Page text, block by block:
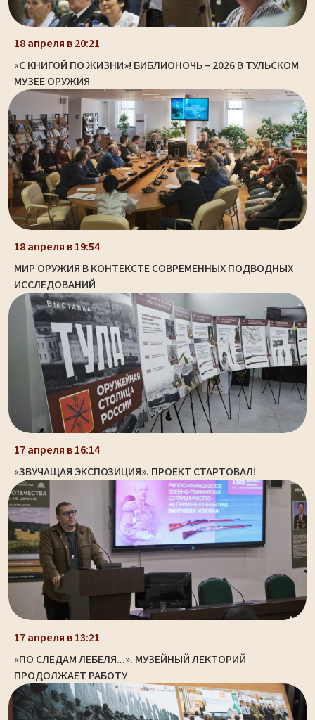
18 апреля в 20:21
«С КНИГОЙ ПО ЖИЗНИ»! БИБЛИОНОЧЬ – 2026 В ТУЛЬСКОМ
МУЗЕЕ ОРУЖИЯ
18 апреля в 19:54
МИР ОРУЖИЯ В КОНТЕКСТЕ СОВРЕМЕННЫХ ПОДВОДНЫХ
ИССЛЕДОВАНИЙ
17 апреля в 16:14
«ЗВУЧАЩАЯ ЭКСПОЗИЦИЯ». ПРОЕКТ СТАРТОВАЛ!
17 апреля в 13:21
«ПО СЛЕДАМ ЛЕБЕЛЯ...». МУЗЕЙНЫЙ ЛЕКТОРИЙ
ПРОДОЛЖАЕТ РАБОТУ